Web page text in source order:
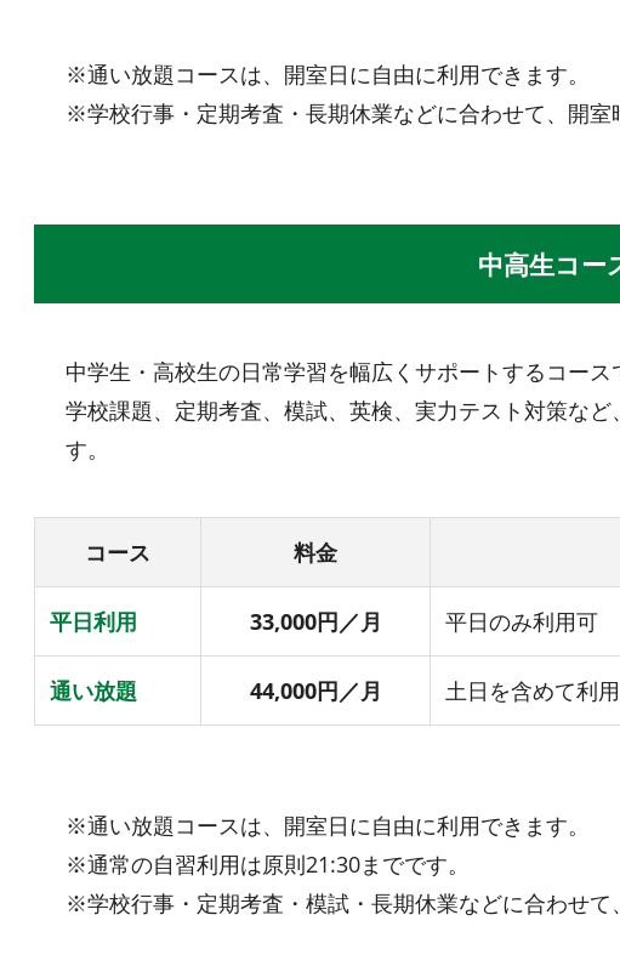
※通い放題コースは、開室日に自由に利用できます。
※学校行事・定期考査・長期休業などに合わせて、開室
中高生コー
中学生・高校生の日常学習を幅広くサポートするコース
学校課題、定期考査、模試、英検、実力テスト対策な
す。
コース 料金
平日利用 33,000円／月 平日のみ利用可
通い放題 44,000円／月 土日を含めて利
※通い放題コースは、開室日に自由に利用できます。
※通常の自習利用は原則21:30までです。
※学校行事・定期考査・模試・長期休業などに合わせて